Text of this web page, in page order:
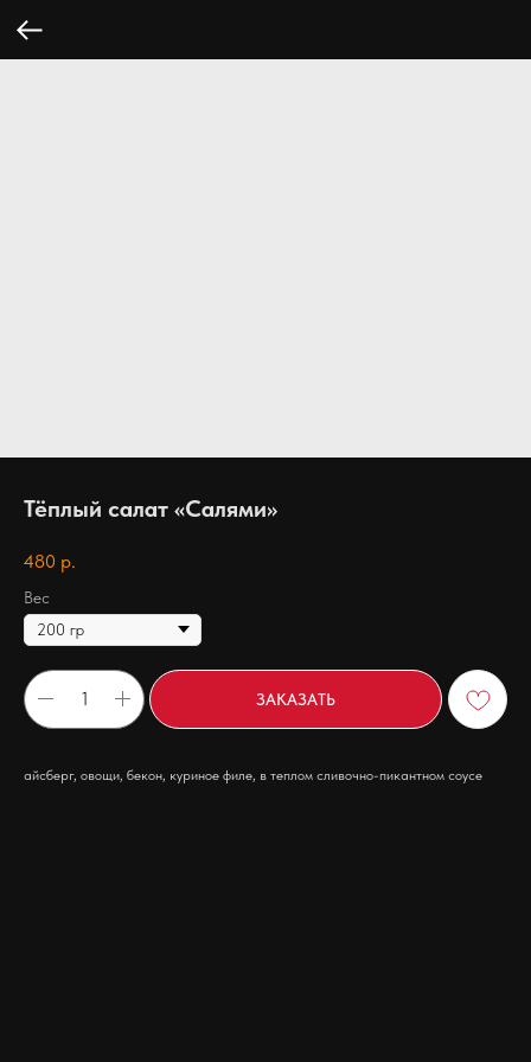
Тёплый салат «Салями»
480 р.
Вес
ЗАКАЗАТЬ
айсберг, овощи, бекон, куриное филе, в теплом сливочно-пикантном соусе